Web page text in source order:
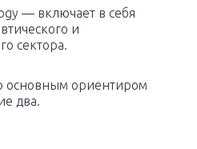
— включает в себя
и
сектора.
основным ориентиром
два.